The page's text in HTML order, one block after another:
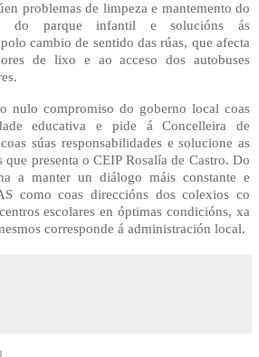
problemas de limpeza e mantemento do
do parque infantil e solucións ás
cambio de sentido das rúas, que afecta
de lixo e ao acceso dos autobuses
nulo compromiso do goberno local coas
educativa e pide á Concelleira de
súas responsabilidades e solucione as
presenta o CEIP Rosalía de Castro. Do
a manter un diálogo máis constante e
como coas direccións dos colexios co
escolares en óptimas condicións, xa
corresponde á administración local.